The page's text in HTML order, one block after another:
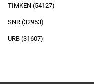
TIMKEN (54127)
SNR (32953)
URB (31607)